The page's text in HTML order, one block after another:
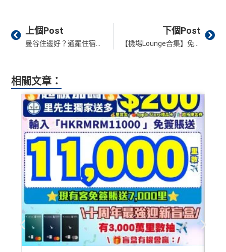
首年免年費
增加至19種飛行常客計劃或酒店獎勵計劃，拎嚟兌換
里數或者酒店staycation都得！
八達通增值及eBanking繳費都有回贈
HSBC信用卡優惠夠多夠密
滙豐EveryMile信用卡仲送埋每年HSBC免費旅遊保險
免費機場貴賓室
機場酒吧Intervals俾你玩
❎缺點
無得開附屬卡
查看更多信用卡詳情及分析...
用PayMe/Alipay等電子錢包增值都計迎新，不過要留
意手續費
積分無限期，儲夠先換里數，減低平均手續費
年薪唔夠申請Citibank高級卡既話申請Citi Rewards食
迎新
持續地都有Citi信用卡優惠
❎缺點
有轉換里數手續費上限HK$300(每5,000里收HK$50)
只係購物及娛樂簽賬類別時先抵用，其他本地簽賬得H
K$15=1 Avios/Asia Miles
DCC無積分
Prev
上個Post 下個Post
相關文章：